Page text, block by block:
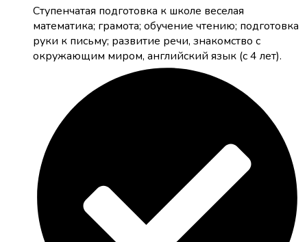
Cтупенчатая подготовка к школе веселая
математика; грамота; обучение чтению; подготовка
руки к письму; развитие речи, знакомство с
окружающим миром, английский язык (с 4 лет).